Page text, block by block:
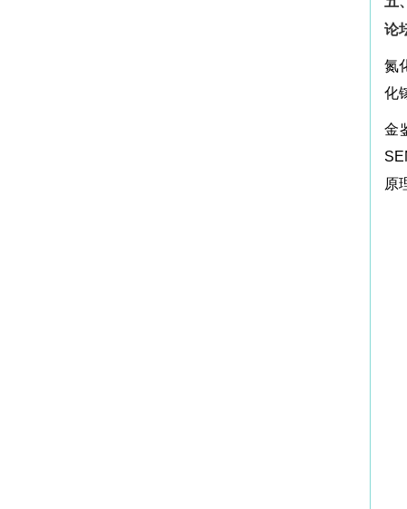
论
氮
化
金
原